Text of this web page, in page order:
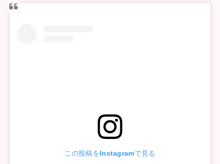
この投稿をInstagramで見る